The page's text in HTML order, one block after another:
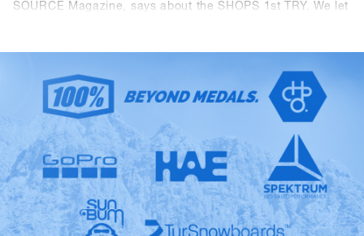
SOURCE Magazine, says about the SHOPS 1st TRY. We let
during the three-day event. Last but not least, the
dimensions of the outdoor area measuring 2400 square
meters and the indoor area measuring 1548 square meters
have as well outperformed all "Pre-Corona" figures. The
SFT is back, bigger, better and stronger than ever before,
now known as "Clearly the biggest snowboard-business
get together anywhere on the planet.